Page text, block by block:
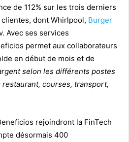
de 112% sur les trois derniers
dont Whirlpool, Burger
Avec ses services
permet aux collaborateurs
en début de mois et de
selon les différents postes
courses, transport,
rejoindront la FinTech
désormais 400